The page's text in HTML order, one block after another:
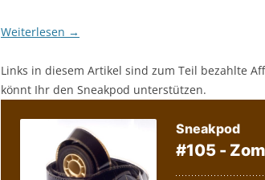
Weiterlesen →
Links in diesem Artikel sind zum Teil bezahlte
könnt Ihr den Sneakpod unterstützen.